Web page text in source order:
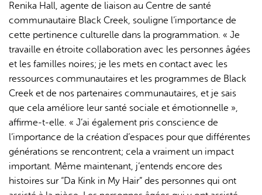
Renika Hall, agente de liaison au Centre de santé
communautaire Black Creek, souligne l’importance de
cette pertinence culturelle dans la programmation. « Je
travaille en étroite collaboration avec les personnes âgées
et les familles noires; je les mets en contact avec les
ressources communautaires et les programmes de Black
Creek et de nos partenaires communautaires, et je sais
que cela améliore leur santé sociale et émotionnelle »,
affirme-t-elle. « J’ai également pris conscience de
l’importance de la création d’espaces pour que différentes
générations se rencontrent; cela a vraiment un impact
important. Même maintenant, j’entends encore des
histoires sur “Da Kink in My Hair” des personnes qui ont